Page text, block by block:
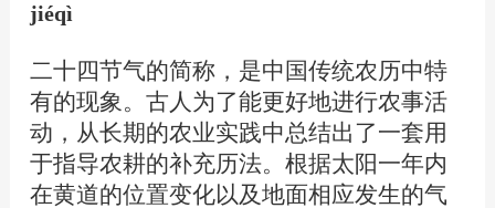
jiéqì
二十四节气的简称，是中国传统农历中特
有的现象。古人为了能更好地进行农事活
动，从长期的农业实践中总结出了一套用
于指导农耕的补充历法。根据太阳一年内
在黄道的位置变化以及地面相应发生的气